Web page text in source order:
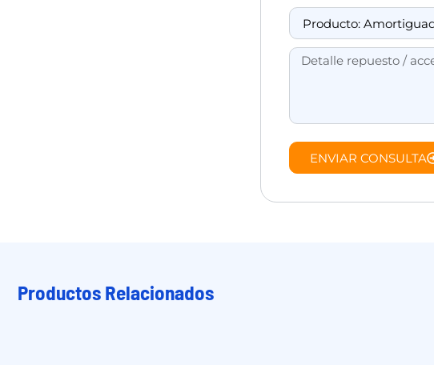
ENVIAR CONSULTA
Productos Relacionados